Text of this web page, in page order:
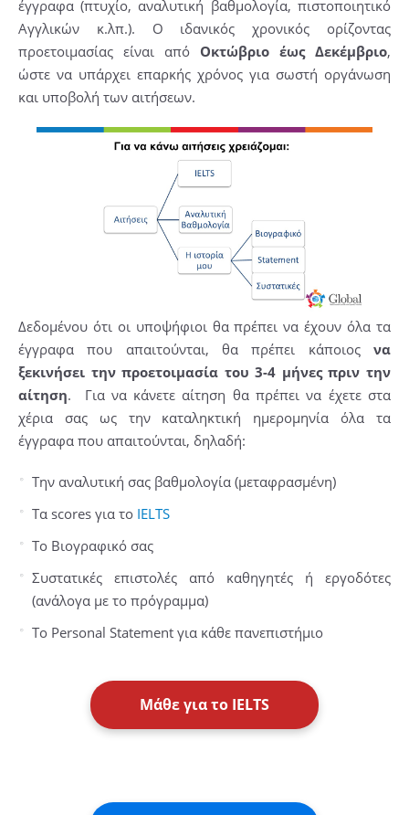
έγγραφα (πτυχίο, αναλυτική βαθμολογία, πιστοποιητικό
Αγγλικών κ.λπ.). Ο ιδανικός χρονικός ορίζοντας
προετοιμασίας είναι από Οκτώβριο έως Δεκέμβριο,
ώστε να υπάρχει επαρκής χρόνος για σωστή οργάνωση
και υποβολή των αιτήσεων.
Δεδομένου ότι οι υποψήφιοι θα πρέπει να έχουν όλα τα
έγγραφα που απαιτούνται, θα πρέπει κάποιος να
ξεκινήσει την προετοιμασία του 3-4 μήνες πριν την
αίτηση. Για να κάνετε αίτηση θα πρέπει να έχετε στα
χέρια σας ως την καταληκτική ημερομηνία όλα τα
έγγραφα που απαιτούνται, δηλαδή:
Την αναλυτική σας βαθμολογία (μεταφρασμένη)
Τα scores για το IELTS
Το Βιογραφικό σας
Συστατικές επιστολές από καθηγητές ή εργοδότες
(ανάλογα με το πρόγραμμα)
To Personal Statement για κάθε πανεπιστήμιο
Μάθε για το IELTS